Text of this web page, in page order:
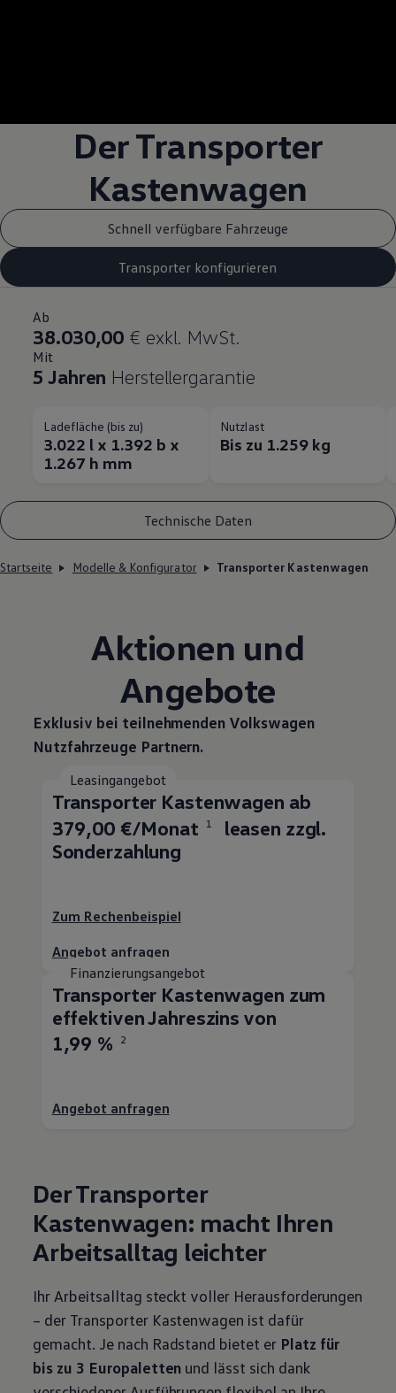
DerTransporter
Kastenwagen
Schnell verfügbare Fahrzeuge
Transporter konfigurieren
Ab
38.030,00 € exkl. MwSt.
Mit
5 Jahren Herstellergarantie
Ladefläche (bis zu)
3.022 l x 1.392 b x
1.267 h mm
Nutzlast
Bis zu 1.259 kg
Technische Daten
Startseite Modelle & Konfigurator Transporter Kastenwagen
Aktionen und
Angebote
Exklusiv bei teilnehmenden Volkswagen
Nutzfahrzeuge Partnern.
Leasingangebot
Transporter Kastenwagen ab
379,00 €/Monat
1
leasen zzgl.
Sonderzahlung
Zum Rechenbeispiel
Angebot anfragen
Finanzierungsangebot
Transporter Kastenwagen zum
effektiven Jahreszins von
1,99 %
2
Angebot anfragen
DerTransporter
Kastenwagen: macht Ihren
Arbeitsalltag leichter
Ihr Arbeitsalltag steckt voller Herausforderungen
– der TransporterKastenwagen ist dafür
gemacht. Je nach Radstand bietet er Platz für
bis zu 3 Europaletten und lässt sich dank